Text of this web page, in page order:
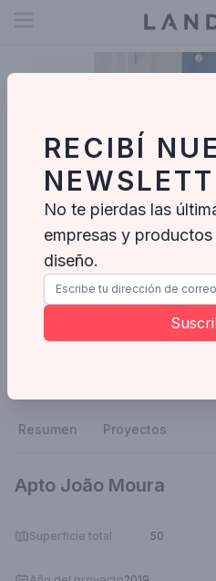
Open menu
Macaxá
Resumen Proyectos
Apto João Moura
Superficie total 50
RECIBÍ
No te pierdas las
empresas y
diseño.